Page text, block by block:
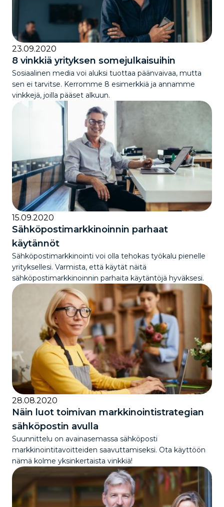
23.09.2020
8 vinkkiä yrityksen somejulkaisuihin
Sosiaalinen media voi aluksi tuottaa päänvaivaa, mutta
sen ei tarvitse. Kerromme 8 esimerkkiä ja annamme
vinkkejä, joilla pääset alkuun.
15.09.2020
Sähköpostimarkkinoinnin parhaat
käytännöt
Sähköpostimarkkinointi voi olla tehokas työkalu pienelle
yrityksellesi. Varmista, että käytät näitä
sähköpostimarkkinoinnin parhaita käytäntöjä hyväksesi.
28.08.2020
Näin luot toimivan markkinointistrategian
sähköpostin avulla
Suunnittelu on avainasemassa sähköposti
markkinointitavoitteiden saavuttamiseksi. Ota käyttöön
nämä kolme yksinkertaista vinkkiä!